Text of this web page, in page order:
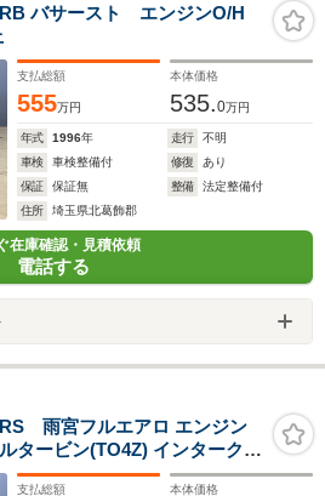
バサースト エンジンO/H
支払総額
555万円
本体価格
535.0万円
年式 1996年 走行
不明
車検
車検整備付 修復
あり
保証
保証無 整備
法定整備付
住所
埼玉県北葛飾郡
在庫確認・見積依頼
電話する
雨宮フルエアロ エンジン
タービン(TO4Z) インタークー
ロ アルミホイール 社外キャタ
支払総額 本体価格